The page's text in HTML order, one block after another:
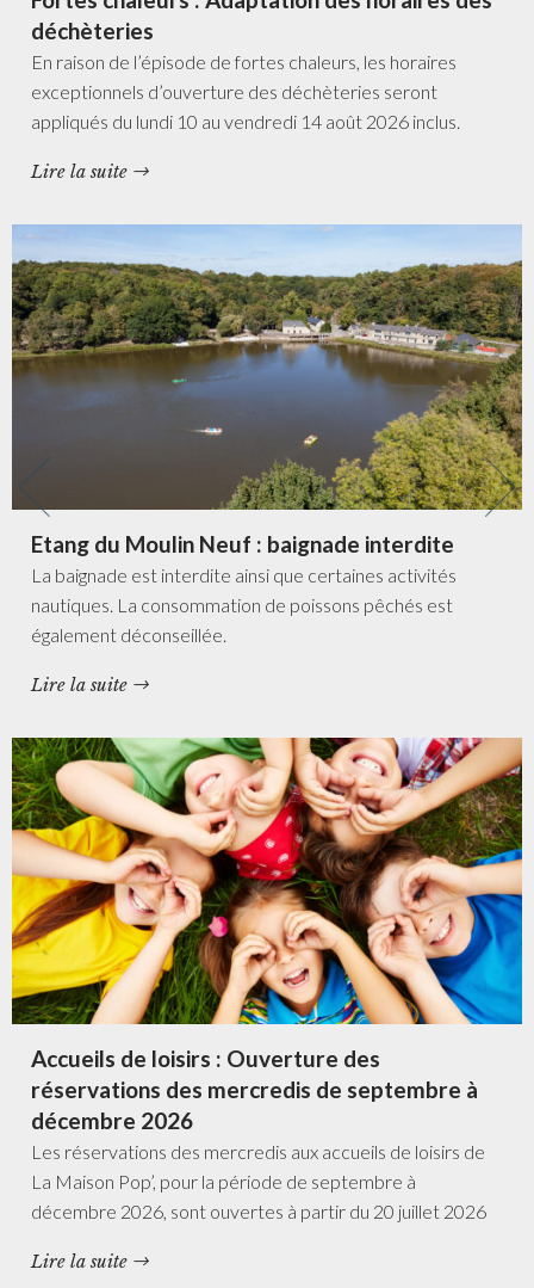
déchèteries
En raison de l’épisode de fortes chaleurs, les horaires
exceptionnels d’ouverture des déchèteries seront
appliqués du lundi 10 au vendredi 14 août 2026 inclus.
Lire la suite
Etang du Moulin Neuf : baignade interdite
La baignade est interdite ainsi que certaines activités
nautiques. La consommation de poissons pêchés est
également déconseillée.
Lire la suite
Accueils de loisirs : Ouverture des
réservations des mercredis de septembre à
décembre 2026
Les réservations des mercredis aux accueils de loisirs de
La Maison Pop’, pour la période de septembre à
décembre 2026, sont ouvertes à partir du 20 juillet 2026
Lire la suite